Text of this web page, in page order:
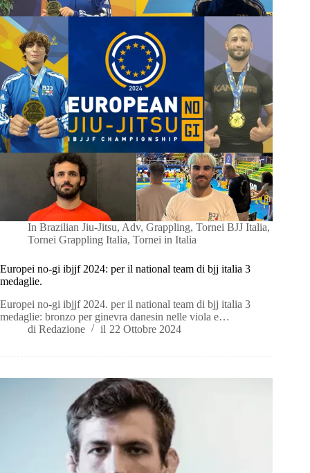
In Brazilian Jiu-Jitsu, Adv,Grappling,Tornei BJJ Italia,
Tornei Grappling Italia, Tornei in Italia
Europei no-gi ibjjf 2024: per il national team di bjj italia 3
medaglie.
Europei no-gi ibjjf 2024. per il national team di bjj italia 3
medaglie: bronzo per ginevra danesin nelle viola e…
di Redazione il 22 Ottobre 2024